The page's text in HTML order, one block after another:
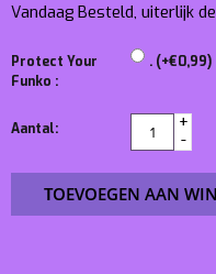
Vandaag Besteld, uiterlijk
Protect Your
Funko :
. (+€0,99)
Aantal:
+
-
TOEVOEGEN AAN